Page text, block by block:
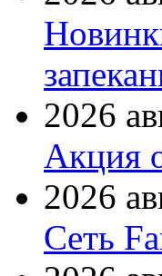
2026
Акция
2026
Сеть